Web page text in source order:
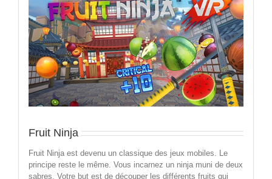
Fruit Ninja
Fruit Ninja est devenu un classique des jeux mobiles. Le
principe reste le même. Vous incarnez un ninja muni de deux
sabres. Votre but est de découper les différents fruits qui